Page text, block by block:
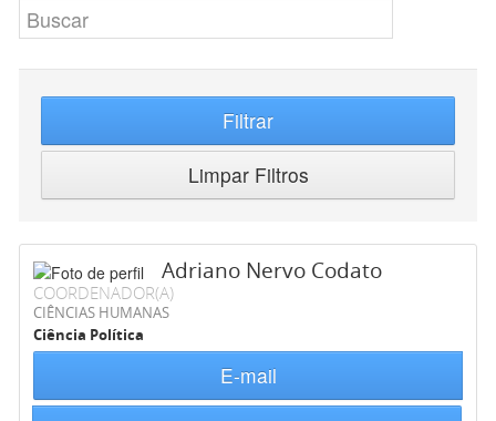
Filtrar
Limpar Filtros
Adriano Nervo Codato
COORDENADOR(A)
CIÊNCIAS HUMANAS
Ciência Política
E-mail